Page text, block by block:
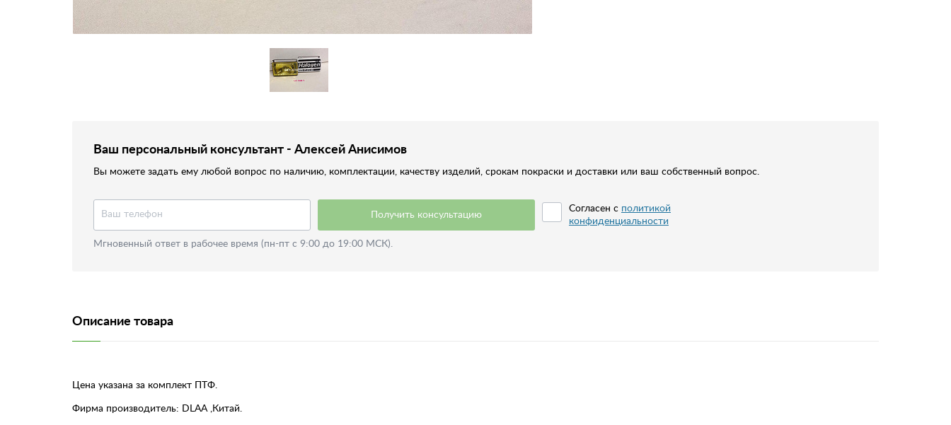
Ваш персональный консультант - Алексей Анисимов
Вы можете задать ему любой вопрос по наличию, комплектации, качеству изделий, срокам покраски и доставки или ваш собственный вопрос.
Получить консультацию
Согласен с политикой
конфиденциальности
Мгновенный ответ в рабочее время (пн-пт с 9:00 до 19:00 МСК).
Описание товара
Цена указана за комплект ПТФ.
Фирма производитель: DLAA ,Китай.